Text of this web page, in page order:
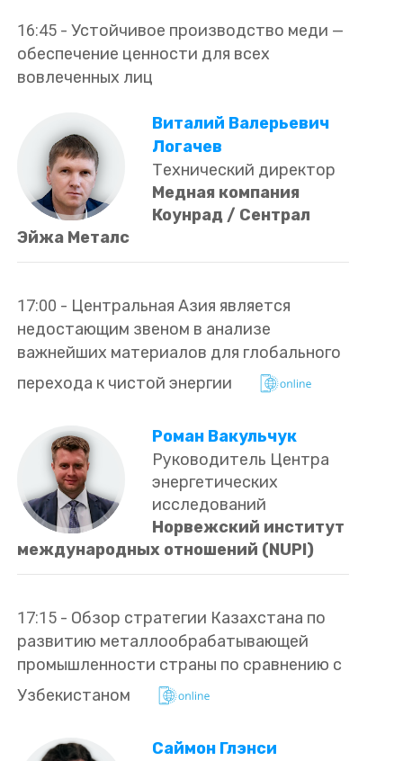
16:45 -Устойчивое производство меди —
обеспечение ценности для всех
вовлеченных лиц
Виталий Валерьевич
Логачев
Технический директор
Медная компания
Коунрад / Сентрал
Эйжа Металс
17:00 - Центральная Азия является
недостающим звеном в анализе
важнейших материалов для глобального
перехода к чистой энергии
Роман Вакульчук
Руководитель Центра
энергетических
исследований
Норвежский институт
международных отношений (NUPI)
17:15 - Обзор стратегии Казахстана по
развитию металлообрабатывающей
промышленности страны по сравнению с
Узбекистаном
Саймон Глэнси